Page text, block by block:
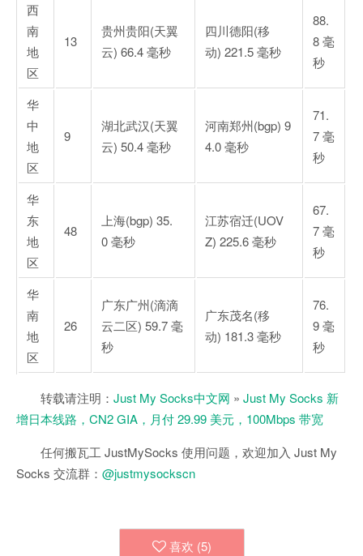
西
南
地
区
13
贵州贵阳(天翼
云) 66.4 毫秒
四川德阳(移
动) 221.5 毫秒
88.
8 毫
秒
华
中
地
区
9
湖北武汉(天翼
云) 50.4 毫秒
河南郑州(bgp) 9
4.0 毫秒
71.
7 毫
秒
华
东
地
区
48
上海(bgp) 35.
0 毫秒
江苏宿迁(UOV
Z) 225.6 毫秒
67.
7 毫
秒
华
南
地
区
26
广东广州(滴滴
云二区) 59.7 毫
秒
广东茂名(移
动) 181.3 毫秒
76.
9 毫
秒
转载请注明： Just My Socks中文网 » Just My Socks 新
增日本线路，CN2 GIA，月付 29.99 美元，100Mbps 带宽
任何搬瓦工 JustMySocks 使用问题，欢迎加入 Just My
Socks 交流群： @justmysockscn
喜欢 (5)